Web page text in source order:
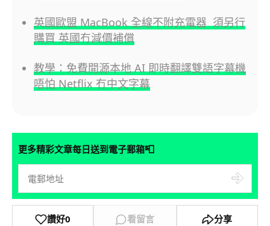
英國歐盟 MacBook 全線不附充電器 須另行
購買 英國冇減價補償
教學：免費開源本地 AI 即時翻譯雙語字幕機
唔怕 Netflix 冇中文字幕
更多精彩文章每日送到電子郵箱📮
讚好0 看留言 分享